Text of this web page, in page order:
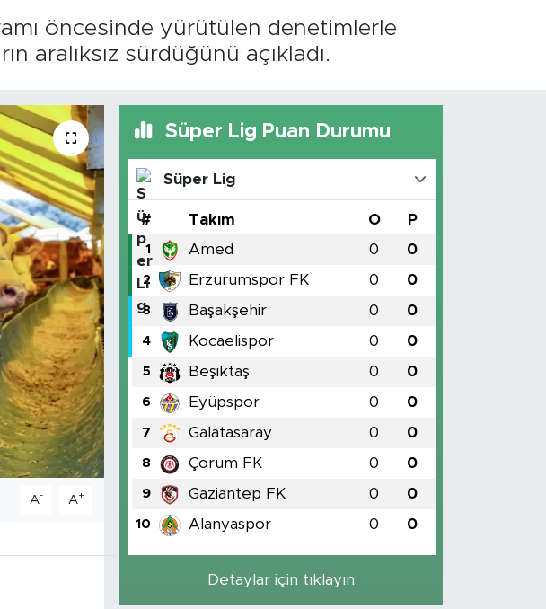
öncesinde yürütülen denetimlerle
aralıksız sürdüğünü açıkladı.
A- A+
Süper Lig Puan Durumu
Süper Lig
# Takım O P
1 Amed 0 0
2 Erzurumspor FK 0 0
3 Başakşehir 0 0
4 Kocaelispor 0 0
5 Beşiktaş 0 0
6 Eyüpspor 0 0
7 Galatasaray 0 0
8 Çorum FK 0 0
9 Gaziantep FK 0 0
10 Alanyaspor 0 0
Detaylar için tıklayın